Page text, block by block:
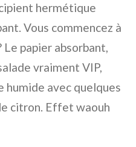
hermétique
Vous commencez à
papier absorbant,
vraiment VIP,
humide avec quelques
citron. Effet waouh